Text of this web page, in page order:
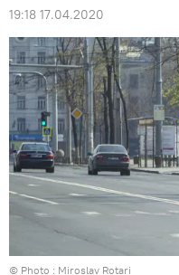
19:18 17.04.2020
© Photo : Miroslav Rotari